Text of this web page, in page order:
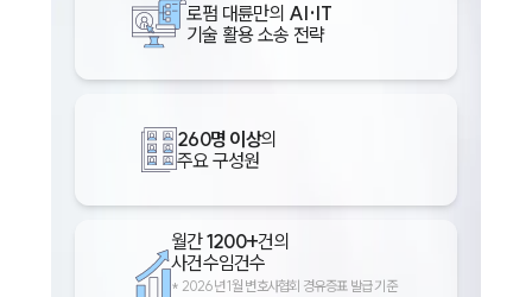
로펌 대륜만의 AI·IT
기술 활용 소송 전략
260명 이상의
주요 구성원
월간1200+건의
사건수임건수
* 2026년 1월 변호사협회 경유증표 발급 기준